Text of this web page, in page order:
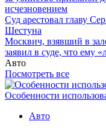
исчезновением
Суд арестовал главу
Шестуна
Москвич, взявший в
заявил в суде, что ему
Авто
Посмотреть все
Особенности
Авто